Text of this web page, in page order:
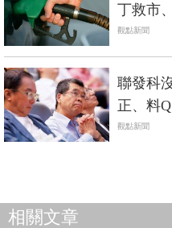
丁救市
觀點新聞
聯發科
正、料
觀點新聞
相關文章